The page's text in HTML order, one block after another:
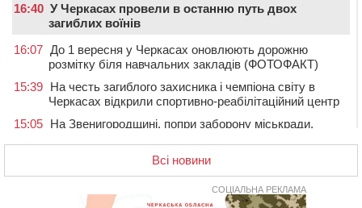
16:40 У Черкасах провели в останню путь двох
загиблих воїнів
16:07 До 1 вересня у Черкасах оновлюють дорожню
розмітку біля навчальних закладів (ФОТОФАКТ)
15:39 На честь загиблого захисника і чемпіона світу в
Черкасах відкрили спортивно-реабілітаційний центр
15:05 На Звенигородщині, попри заборону міськради,
У Каневі аномальна спека призвела до перебоїв у
роботі електромереж та комунальних служб
На Черкащині намолотили перший мільйон тонн
Всі новини
СОЦІАЛЬНА РЕКЛАМА